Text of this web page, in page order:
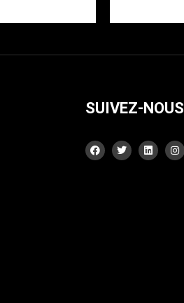
SUIVEZ-NOUS